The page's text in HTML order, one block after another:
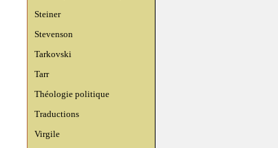
Steiner
Stevenson
Tarkovski
Tarr
Théologie politique
Traductions
Virgile